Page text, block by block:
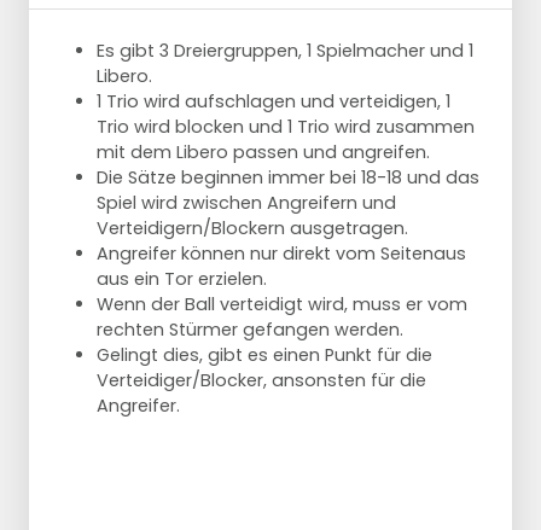
Blockiert Mitte, Seite zu Ecke und blockiert
Blocks in der Mitte, Verteidigung mit Blick
auf das Netz auf 4 Meter, Angriff auf die
Ecke, Verteidigung mit Blick auf das Netz
auf 4 Meter usw.
Blöcke in der Mitte, 5x Tauchen an der 3-
Meter-Linie, 5x Block an der Ecke, Tauchen
an der 3-Meter-Linie.
Wie 3, aber nach dem Tauchgang auf 3
Meter noch auf Angriff T verteidigen.
Alle Übungen 5x ausführen und nach jeder
Übung die Seite wechseln.
Es gibt 3 Dreiergruppen, 1 Spielmacher und 1
Libero.
1 Trio wird aufschlagen und verteidigen, 1
Trio wird blocken und 1 Trio wird zusammen
mit dem Libero passen und angreifen.
Die Sätze beginnen immer bei 18-18 und das
Spiel wird zwischen Angreifern und
Verteidigern/Blockern ausgetragen.
Angreifer können nur direkt vom Seitenaus
aus ein Tor erzielen.
Wenn der Ball verteidigt wird, muss er vom
rechten Stürmer gefangen werden.
Gelingt dies, gibt es einen Punkt für die
Verteidiger/Blocker, ansonsten für die
Angreifer.